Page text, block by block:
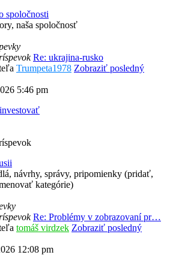
spoločnosti
naša spoločnosť
Re: ukrajina-rusko
Trumpeta1978 Zobraziť posledný
5:46 pm
návrhy, správy, pripomienky (pridať,
kategórie)
Re: Problémy v zobrazovaní pr…
tomáš virdzek Zobraziť posledný
12:08 pm